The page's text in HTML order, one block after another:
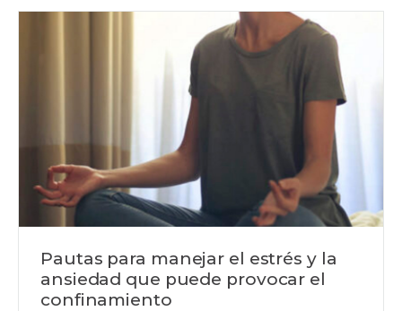
Pautas para manejar el estrés y la
ansiedad que puede provocar el
confinamiento